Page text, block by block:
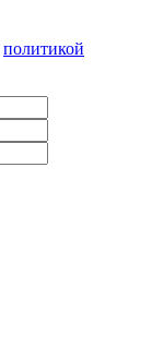
политикой